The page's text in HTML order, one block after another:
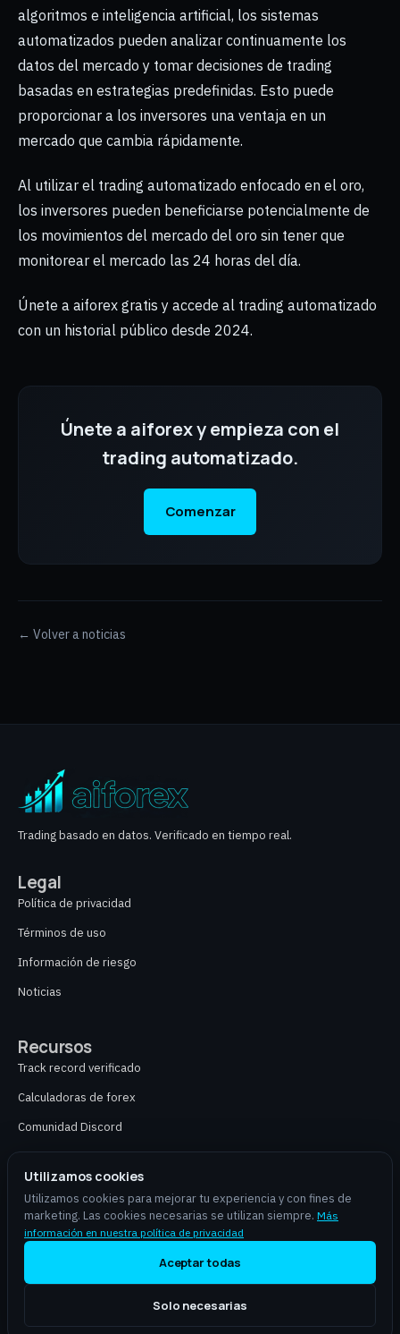
algoritmos e inteligencia artificial, los sistemas
automatizados pueden analizar continuamente los
datos del mercado y tomar decisiones de trading
basadas en estrategias predefinidas. Esto puede
proporcionar a los inversores una ventaja en un
mercado que cambia rápidamente.
Al utilizar el trading automatizado enfocado en el oro,
los inversores pueden beneficiarse potencialmente de
los movimientos del mercado del oro sin tener que
monitorear el mercado las 24 horas del día.
Únete a aiforex gratis y accede al trading automatizado
con un historial público desde 2024.
Únete a aiforex y empieza con el
trading automatizado.
Comenzar
← Volver a noticias
Utilizamos cookies
Utilizamos cookies para mejorar tu experiencia y con fines de
marketing. Las cookies necesarias se utilizan siempre. Más
información en nuestra política de privacidad
Solo necesarias
Aceptar todas
Trading basado en datos. Verificado en tiempo real.
Legal
Política de privacidad
Términos de uso
Información de riesgo
Noticias
Recursos
Track record verificado
Calculadoras de forex
Comunidad Discord
Contacto
aiforex.online es un socio independiente y no ofrece asesoramiento financiero,
gestión de cartera ni servicios de corretaje. El trading de CFD y divisas implica un
alto riesgo de pérdida de capital y no es adecuado para todos los inversores. Los